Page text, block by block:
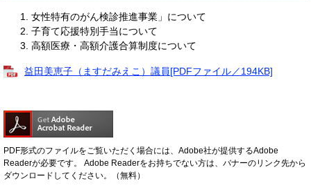
女性特有のがん検診推進事業」について
子育て応援特別手当について
高額医療・高額介護合算制度について
益田美恵子（ますだみえこ）議員[PDFファイル／194KB]
PDF形式のファイルをご覧いただく場合には、Adobe社が提供するAdobe
Readerが必要です。
Adobe Readerをお持ちでない方は、バナーのリンク先から
ダウンロードしてください。（無料）